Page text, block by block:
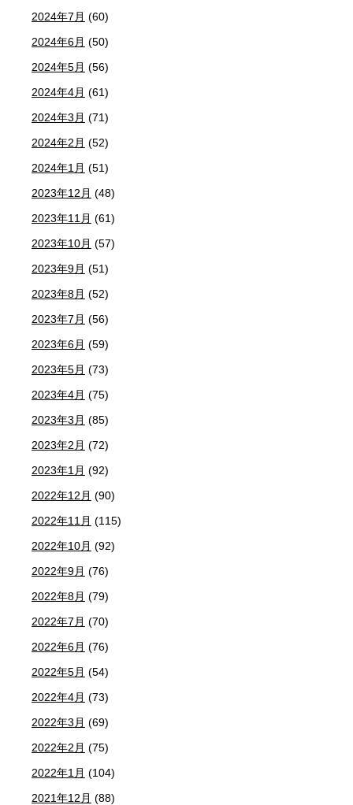
2024年7月 (60)
2024年6月 (50)
2024年5月 (56)
2024年4月 (61)
2024年3月 (71)
2024年2月 (52)
2024年1月 (51)
2023年12月 (48)
2023年11月 (61)
2023年10月 (57)
2023年9月 (51)
2023年8月 (52)
2023年7月 (56)
2023年6月 (59)
2023年5月 (73)
2023年4月 (75)
2023年3月 (85)
2023年2月 (72)
2023年1月 (92)
2022年12月 (90)
2022年11月 (115)
2022年10月 (92)
2022年9月 (76)
2022年8月 (79)
2022年7月 (70)
2022年6月 (76)
2022年5月 (54)
2022年4月 (73)
2022年3月 (69)
2022年2月 (75)
2022年1月 (104)
2021年12月 (88)